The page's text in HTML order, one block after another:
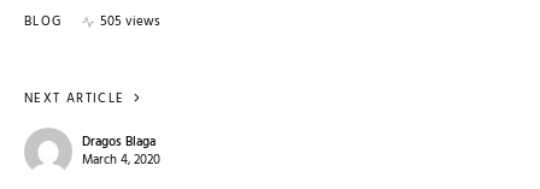
BLOG 505 views
NEXT ARTICLE
Dragos Blaga
March 4, 2020